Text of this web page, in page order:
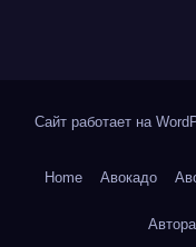
Сайт работает на
Home Авокадо